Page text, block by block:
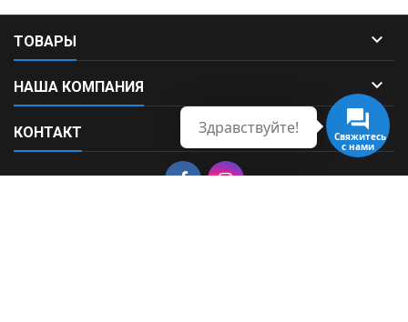
ТОВАРЫ 
НАША КОМПАНИЯ 
КОНТАКТ 
Свяжитесь
с нами
Здравствуйте!